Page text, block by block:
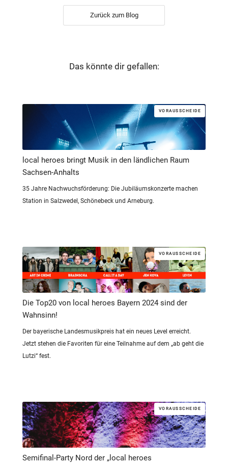
Zurück zum Blog
Das könnte dir gefallen:
VORAUSSCHEIDE
local heroes bringt Musik in den ländlichen Raum
Sachsen-Anhalts
35 Jahre Nachwuchsförderung: Die Jubiläumskonzerte machen
Station in Salzwedel, Schönebeck und Arneburg.
VORAUSSCHEIDE
Die Top20 von local heroes Bayern 2024 sind der
Wahnsinn!
Der bayerische Landesmusikpreis hat ein neues Level erreicht.
Jetzt stehen die Favoriten für eine Teilnahme auf dem „ab geht die
Lutzi“ fest.
VORAUSSCHEIDE
Semifinal-Party Nord der „local heroes